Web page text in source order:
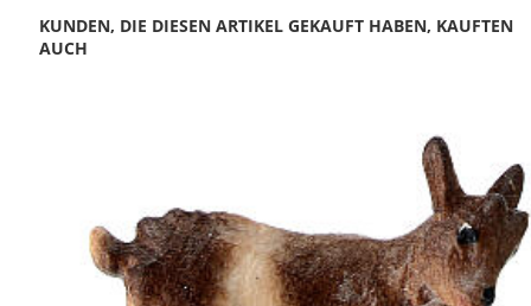
KUNDEN, DIE DIESEN ARTIKEL GEKAUFT HABEN, KAUFTEN
AUCH